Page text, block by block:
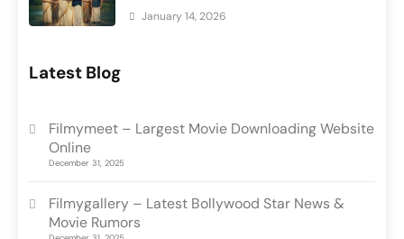
January 14, 2026
Latest Blog
Filmymeet – Largest Movie Downloading Website
Online
December 31, 2025
Filmygallery – Latest Bollywood Star News &
Movie Rumors